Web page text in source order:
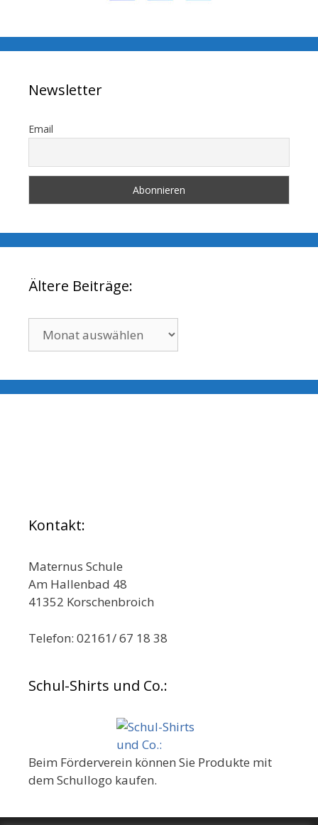
Newsletter
Email
Ältere Beiträge:
Beiträge:
Kontakt:
Maternus Schule
Am Hallenbad 48
41352 Korschenbroich
Telefon: 02161/ 67 18 38
Schul-Shirts und Co.:
Beim Förderverein können Sie Produkte mit
dem Schullogo kaufen.